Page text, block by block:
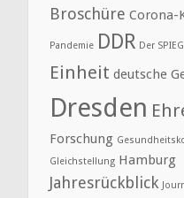
Broschüre Corona-
Pandemie DDR Der
Einheit deutsche
Dresden
Forschung
Gleichstellung Hamburg
Jahresrückblick